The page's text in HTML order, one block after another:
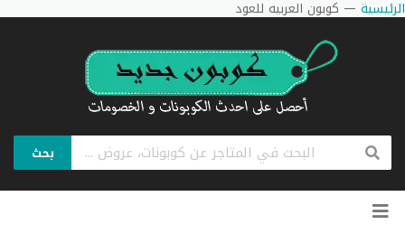
الرئيسية — كوبون العربيه للعود
بحث
تخطي